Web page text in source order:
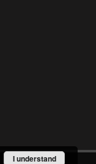
I understand